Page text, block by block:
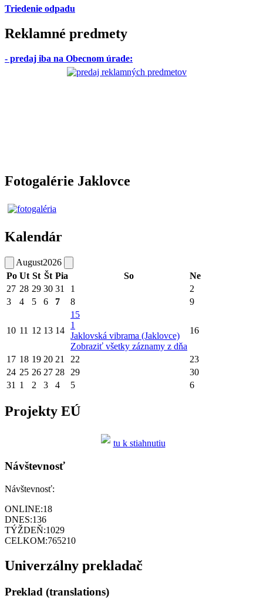
Triedenie odpadu
Reklamné predmety
- predaj iba na Obecnom úrade:
Fotogalérie Jaklovce
Kalendár
August2026
Po Ut St Št Pia So
Ne
27 28 29 30 31 1
2
3
4 5 6 7 8 9
10 11 12 13 14
15
1
Jaklovská vibrama (Jaklovce)
Zobraziť všetky záznamy z dňa
16
17 18 19 20 21 22
23
24 25 26 27 28 29
30
31 1 2 3 4 5 6
Projekty EÚ
tu k stiahnutiu
Návštevnosť
Návštevnosť:
ONLINE:18
DNES:136
TÝŽDEŇ:1029
CELKOM:765210
Univerzálny prekladač
Preklad (translations)